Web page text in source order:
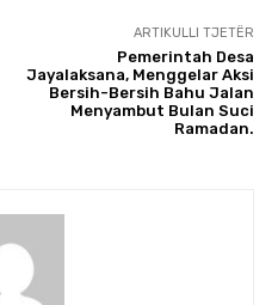
ARTIKULLI TJETËR
Pemerintah Desa
Jayalaksana, Menggelar Aksi
Bersih-Bersih Bahu Jalan
Menyambut Bulan Suci
Ramadan.